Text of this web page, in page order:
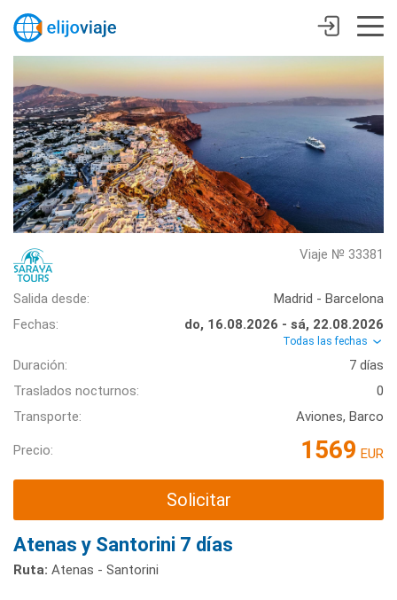
Viaje № 33381
Salida desde:
Madrid - Barcelona
Fechas:
do, 16.08.2026 - sá, 22.08.2026
Todas las fechas
Duración:
7 días
Traslados nocturnos:
0
Transporte:
Aviones, Barco
Precio: 1569 EUR
Solicitar
Atenas y Santorini 7 días
Ruta: Atenas - Santorini